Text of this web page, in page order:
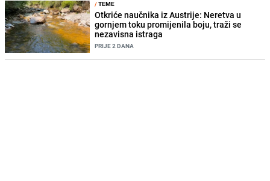
/TEME
Otkriće naučnika iz Austrije: Neretva u
gornjem toku promijenila boju, traži se
nezavisna istraga
PRIJE 2 DANA